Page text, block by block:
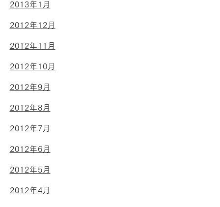
2013年1月
2012年12月
2012年11月
2012年10月
2012年9月
2012年8月
2012年7月
2012年6月
2012年5月
2012年4月